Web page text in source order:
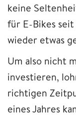
keine
für E-Bikes
wieder etwas
Um also nicht
investieren,
richtigen
eines Jahres